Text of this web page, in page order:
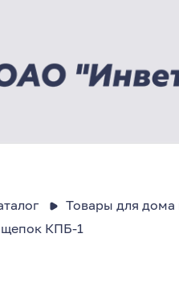
Товары для дома
КПБ-1